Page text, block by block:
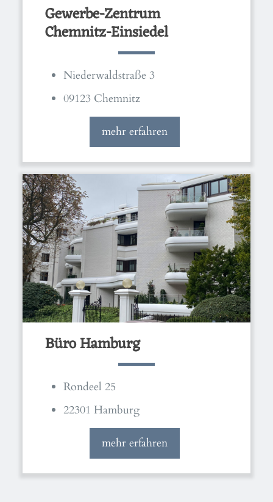
Gewerbe-Zentrum
Chemnitz-Einsiedel
Niederwaldstraße 3
09123 Chemnitz
mehr erfahren
Büro Hamburg
Rondeel 25
22301 Hamburg
mehr erfahren